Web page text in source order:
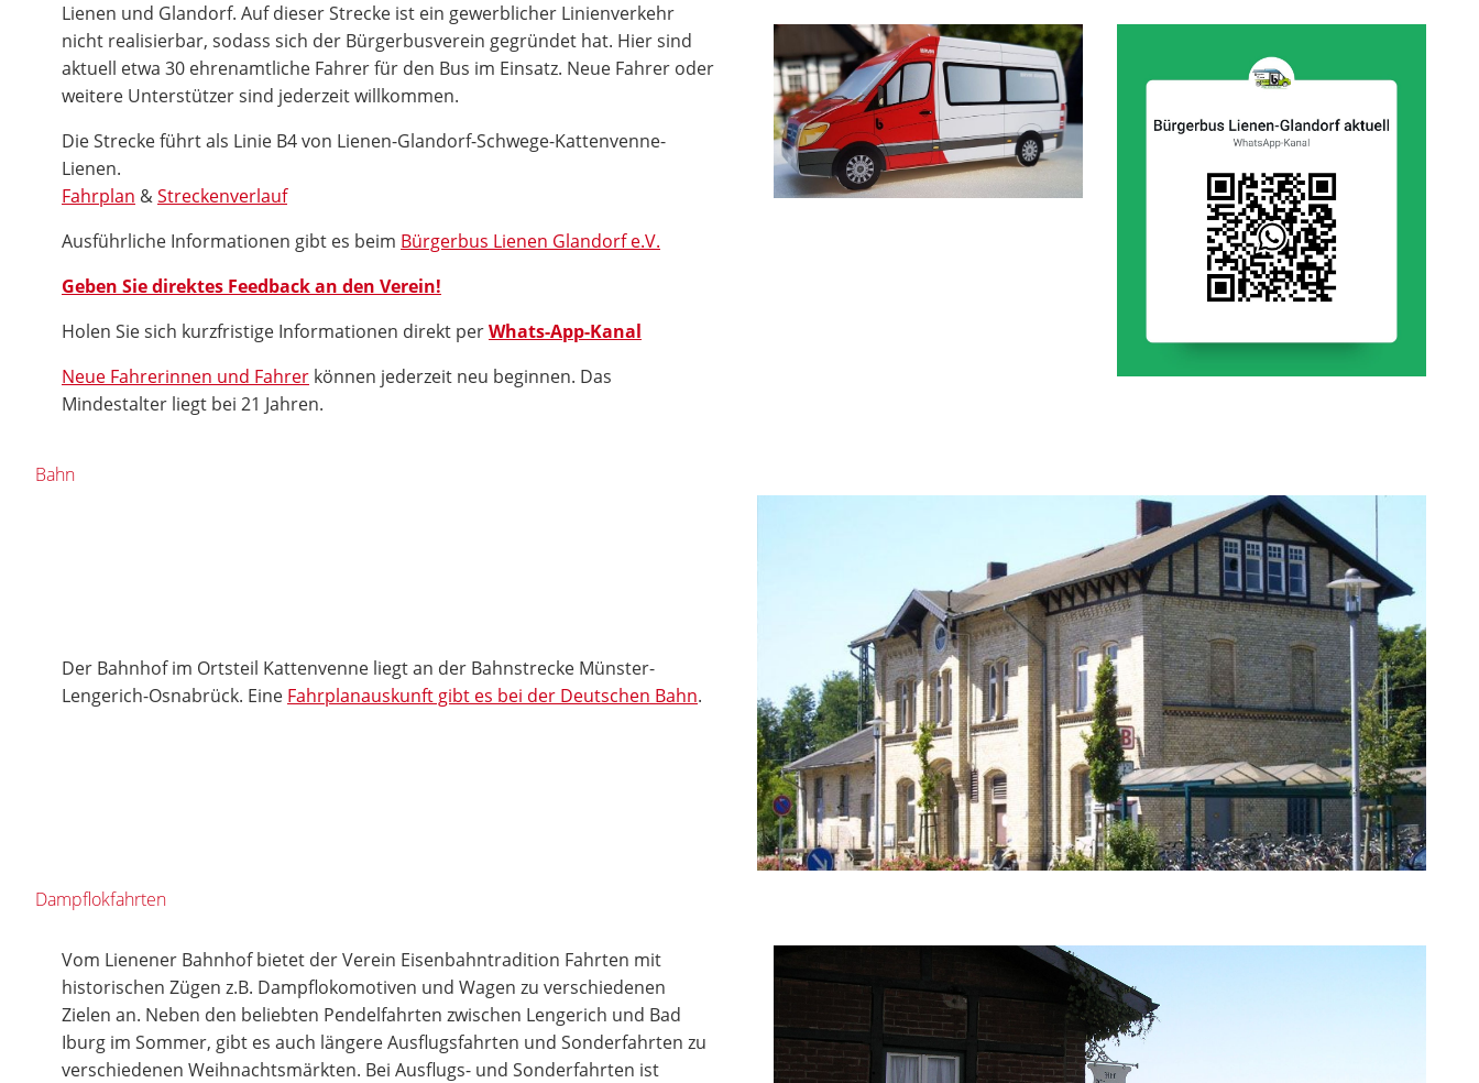
Lienen und Glandorf. Auf dieser Strecke ist ein gewerblicher Linienverkehr
nicht realisierbar, sodass sich der Bürgerbusverein gegründet hat. Hier sind
aktuell etwa 30 ehrenamtliche Fahrer für den Bus im Einsatz. Neue Fahrer oder
weitere Unterstützer sind jederzeit willkommen.
Die Strecke führt als Linie B4 von Lienen-Glandorf-Schwege-Kattenvenne-
Lienen.
Fahrplan &Streckenverlauf
Ausführliche Informationen gibt es beim Bürgerbus Lienen Glandorf e.V.
Geben Sie direktes Feedback an den Verein!
Holen Sie sich kurzfristige Informationen direkt perWhats-App-Kanal
Neue Fahrerinnen und Fahrer können jederzeit neu beginnen. Das
Mindestalter liegt bei 21 Jahren.
Bahn
Der Bahnhof im Ortsteil Kattenvenne liegt an der Bahnstrecke Münster-
Lengerich-Osnabrück. Eine Fahrplanauskunft gibt es bei der Deutschen Bahn.
Dampflokfahrten
Vom Lienener Bahnhof bietet der Verein Eisenbahntradition Fahrten mit
historischen Zügen z.B. Dampflokomotiven und Wagen zu verschiedenen
Zielen an. Neben den beliebten Pendelfahrten zwischen Lengerich und Bad
Iburg im Sommer, gibt es auch längere Ausflugsfahrten und Sonderfahrten zu
verschiedenen Weihnachtsmärkten. Bei Ausflugs- und Sonderfahrten ist